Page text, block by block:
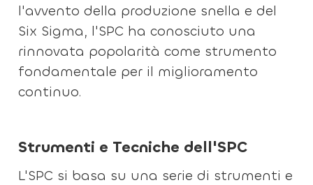
l'avvento della produzione snella e del
Six Sigma, l'SPC ha conosciuto una
rinnovata popolarità come strumento
fondamentale per il miglioramento
continuo.
Strumenti e Tecniche dell'SPC
L'SPC si basa su una serie di strumenti e